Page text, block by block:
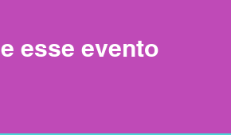
esse evento